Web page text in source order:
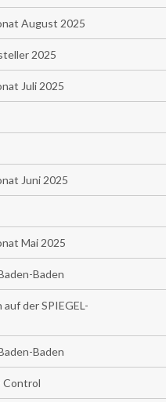
August 2025
2025
Juli 2025
Juni 2025
Mai 2025
Baden
der SPIEGEL-
Baden
Control